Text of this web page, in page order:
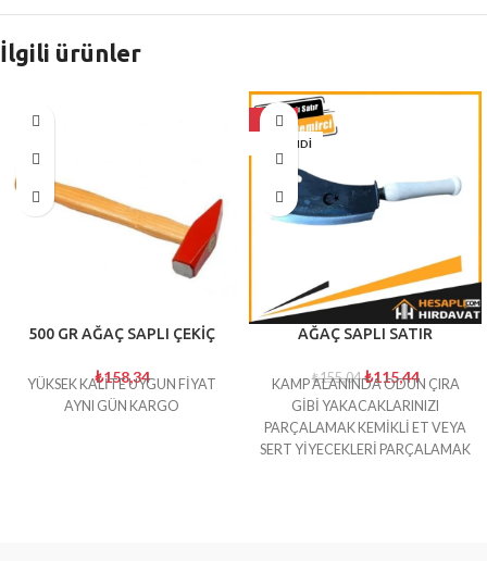
İlgili ürünler
500 GR AĞAÇ SAPLI ÇEKİÇ
₺158,34
YÜKSEK KALİTE UYGUN FİYAT
AYNI GÜN KARGO
-26%
TÜKENDI
AĞAÇ SAPLI SATIR
₺155,04 ₺115,44
KAMP ALANINDA ODUN ÇIRA
GİBİ YAKACAKLARINIZI
PARÇALAMAK KEMİKLİ ET VEYA
SERT YİYECEKLERİ PARÇALAMAK